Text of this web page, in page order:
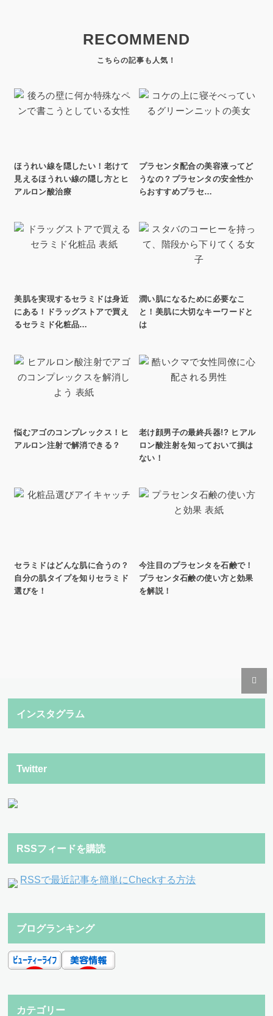
RECOMMEND
ほうれい線を隠したい！老けて
見えるほうれい線の隠し方とヒ
アルロン酸治療
プラセンタ配合の美容液ってど
うなの？プラセンタの安全性か
らおすすめプラセ…
美肌を実現するセラミドは身近
にある！ドラッグストアで買え
るセラミド化粧品…
潤い肌になるために必要なこ
と！美肌に大切なキーワードと
は
悩むアゴのコンプレックス！ヒ
アルロン注射で解消できる？
老け顔男子の最終兵器!? ヒアル
ロン酸注射を知っておいて損は
ない！
セラミドはどんな肌に合うの？
自分の肌タイプを知りセラミド
選びを！
今注目のプラセンタを石鹸で！
プラセンタ石鹸の使い方と効果
を解説！
インスタグラム
Twitter
RSSフィードを購読
RSSで最近記事を簡単にCheckする方法
ブログランキング
カテゴリー